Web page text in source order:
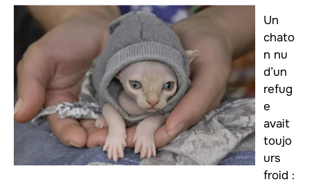
Un
chato
n nu
d’un
refug
e
avait
toujo
urs
froid :